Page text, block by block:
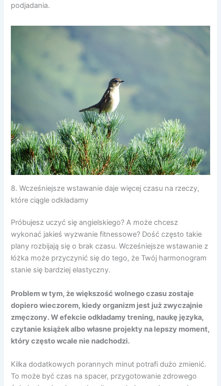
podjadania.
8. Wcześniejsze wstawanie daje więcej czasu na rzeczy,
które ciągle odkładamy
Próbujesz uczyć się angielskiego? A może chcesz
wykonać jakieś wyzwanie fitnessowe? Dość często takie
plany rozbijają się o brak czasu. Wcześniejsze wstawanie z
łóżka może przyczynić się do tego, że Twój harmonogram
stanie się bardziej elastyczny.
Problem w tym, że większość wolnego czasu zostaje
dopiero wieczorem, kiedy organizm jest już zwyczajnie
zmęczony. W efekcie odkładamy trening, naukę języka,
czytanie książek albo własne projekty na lepszy moment,
który często wcale nie nadchodzi.
Kilka dodatkowych porannych minut potrafi dużo zmienić.
To może być czas na spacer, przygotowanie zdrowego